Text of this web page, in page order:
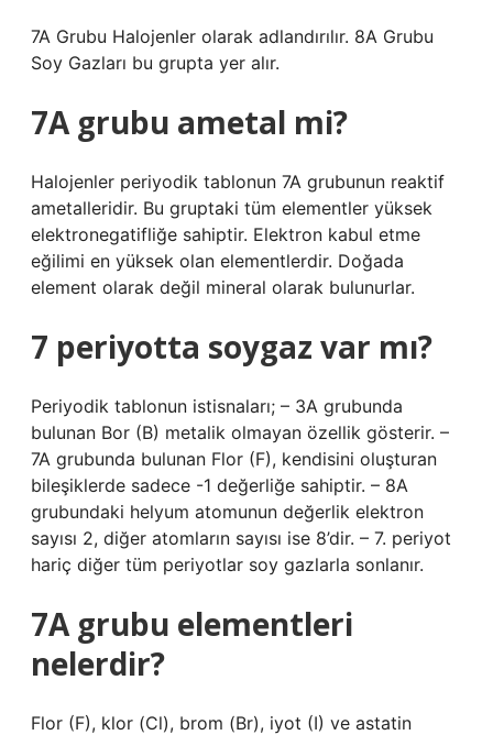
7A Grubu Halojenler olarak adlandırılır. 8A Grubu
Soy Gazları bu grupta yer alır.
7A grubu ametal mi?
Halojenler periyodik tablonun 7A grubunun reaktif
ametalleridir. Bu gruptaki tüm elementler yüksek
elektronegatifliğe sahiptir. Elektron kabul etme
eğilimi en yüksek olan elementlerdir. Doğada
element olarak değil mineral olarak bulunurlar.
7 periyotta soygaz var mı?
Periyodik tablonun istisnaları; – 3A grubunda
bulunan Bor (B) metalik olmayan özellik gösterir. –
7A grubunda bulunan Flor (F), kendisini oluşturan
bileşiklerde sadece -1 değerliğe sahiptir. – 8A
grubundaki helyum atomunun değerlik elektron
sayısı 2, diğer atomların sayısı ise 8’dir. – 7. periyot
hariç diğer tüm periyotlar soy gazlarla sonlanır.
7A grubu elementleri
nelerdir?
Flor (F), klor (Cl), brom (Br), iyot (I) ve astatin